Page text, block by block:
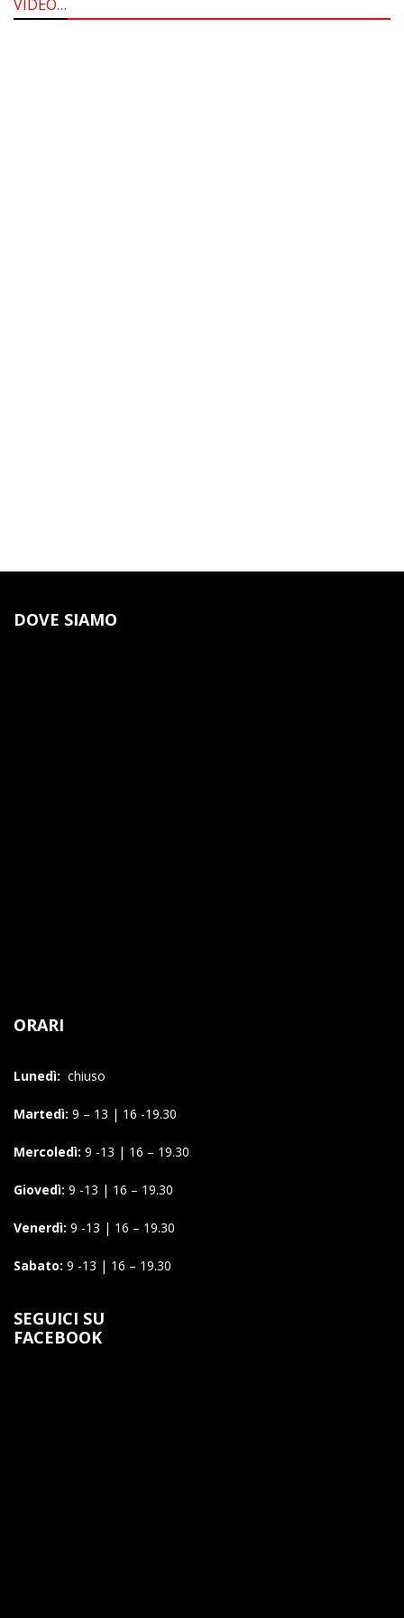
VIDEO…
DOVE SIAMO
ORARI
Lunedì: chiuso
Martedì: 9 – 13 | 16 -19.30
Mercoledì: 9 -13 | 16 – 19.30
Giovedì: 9 -13 | 16 – 19.30
Venerdì: 9 -13 | 16 – 19.30
Sabato: 9 -13 | 16 – 19.30
SEGUICI SU
FACEBOOK